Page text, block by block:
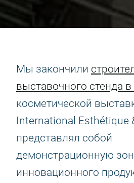
Мы закончили
выставочного стенда
косметической
International Esthétique
представлял собой
демонстрационную
инновационного